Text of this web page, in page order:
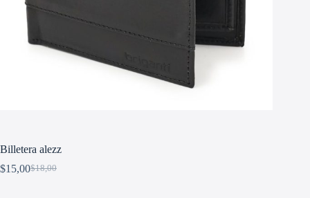
Billetera alezz
$18,00
Original
$15,00Current